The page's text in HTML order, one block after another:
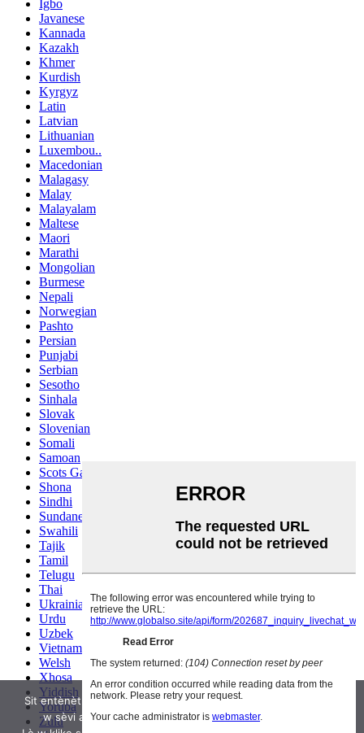
Igbo
Javanese
Kannada
Kazakh
Khmer
Kurdish
Kyrgyz
Latin
Latvian
Lithuanian
Luxembou..
Macedonian
Malagasy
Malay
Malayalam
Maltese
Maori
Marathi
Mongolian
Burmese
Nepali
Norwegian
Pashto
Persian
Punjabi
Serbian
Sesotho
Sinhala
Slovak
Slovenian
Somali
Samoan
Scots Gaelic
Shona
Sindhi
Sundanese
Swahili
Tajik
Tamil
Telugu
Thai
Ukrainian
Urdu
Uzbek
Vietnamese
Welsh
Xhosa
Yiddish
Yoruba
Zulu
Sit entènèt nou an sèvi ak bonbon pou amelyore itilizasyon.Lè
w sèvi ak sit entènèt la, ou dakò ak itilizasyon cookies.